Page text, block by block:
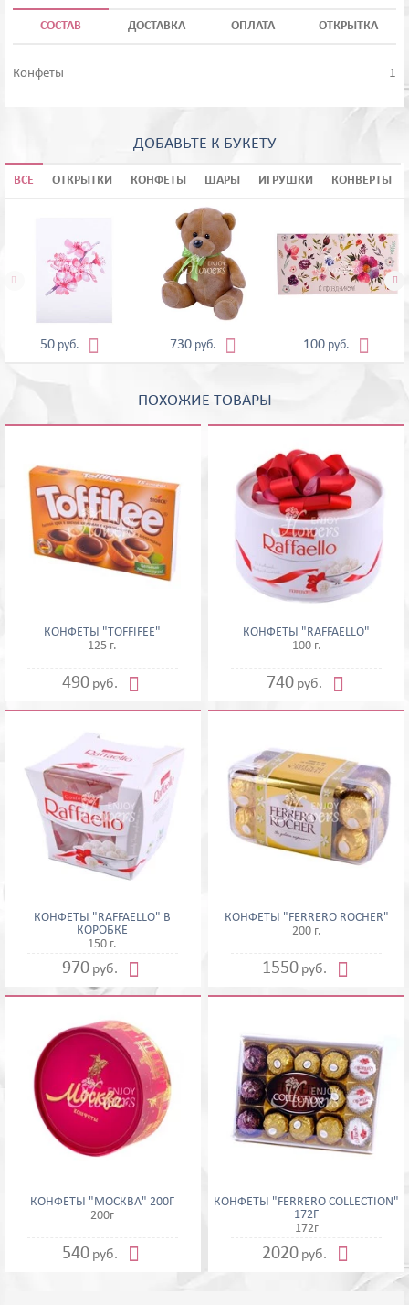
СОСТАВ ДОСТАВКА ОПЛАТА ОТКРЫТКА
Конфеты 1
ДОБАВЬТЕ К БУКЕТУ
ВСЕ ОТКРЫТКИ КОНФЕТЫ ШАРЫ ИГРУШКИ КОНВЕРТЫ
50 руб.  730 руб.  100 руб. 
 
ПОХОЖИЕ ТОВАРЫ
КОНФЕТЫ "TOFFIFEE"
125 г.
490 руб. 
КОНФЕТЫ "RAFFAELLO"
100 г.
740 руб. 
КОНФЕТЫ "RAFFAELLO" В
КОРОБКЕ
150 г.
970 руб. 
КОНФЕТЫ "FERRERO ROCHER"
200 г.
1550 руб. 
КОНФЕТЫ "МОСКВА" 200Г
200г
540 руб. 
КОНФЕТЫ "FERRERO COLLECTION"
172Г
172г
2020 руб. 